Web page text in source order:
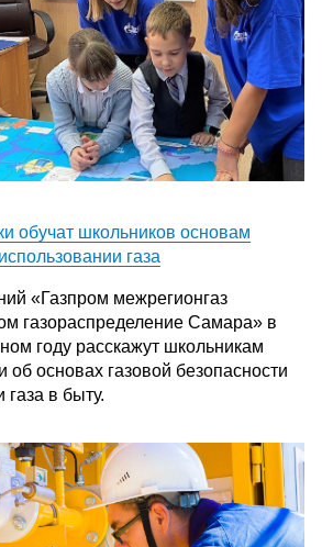
обучат школьников основам
газа
«Газпром межрегионгаз
газораспределение Самара» в
году расскажут школьникам
об основах газовой безопасности
газа в быту.